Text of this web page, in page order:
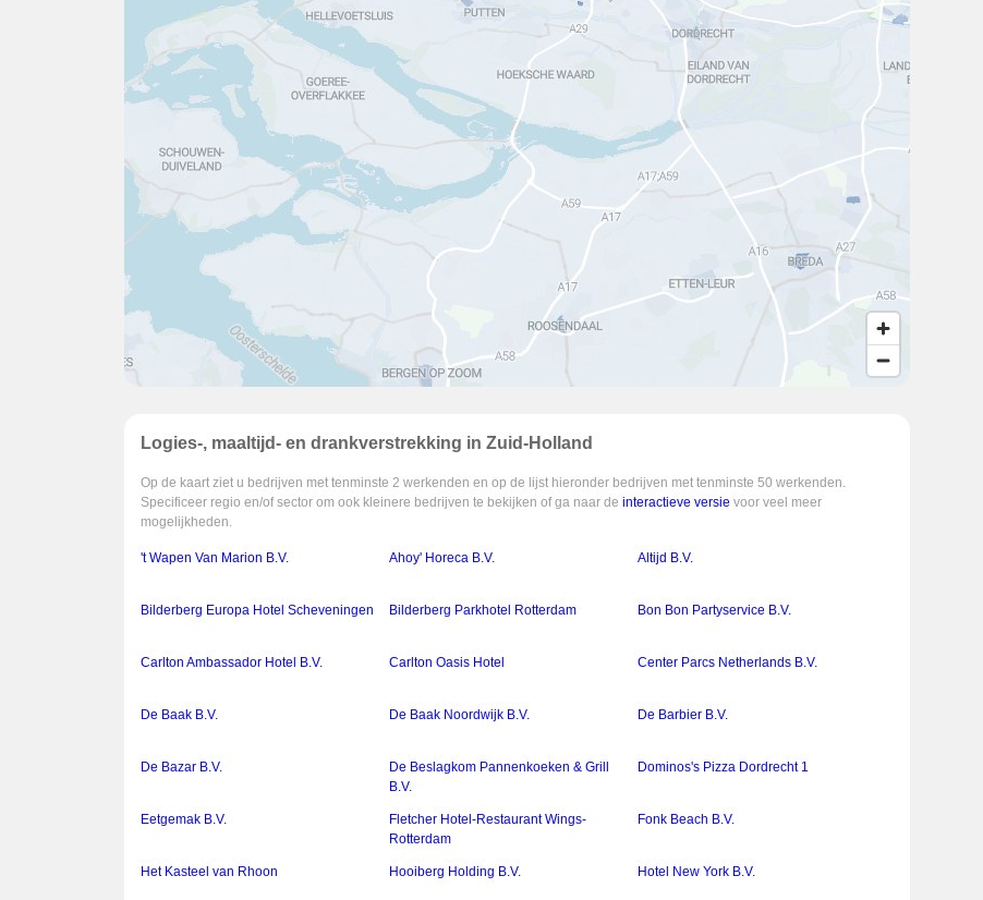
Logies-, maaltijd- en drankverstrekking in Zuid-Holland
Op de kaart ziet u bedrijven met tenminste 2 werkenden en op de lijst hieronder bedrijven met tenminste 50 werkenden.
Specificeer regio en/of sector om ook kleinere bedrijven te bekijken of ga naar de interactieve versie voor veel meer
mogelijkheden.
't Wapen Van Marion B.V. Ahoy' Horeca B.V. Altijd B.V.
Bilderberg Europa Hotel Scheveningen Bilderberg Parkhotel Rotterdam Bon Bon Partyservice B.V.
Carlton Ambassador Hotel B.V. Carlton Oasis Hotel Center Parcs Netherlands B.V.
De Baak B.V. De Baak Noordwijk B.V. De Barbier B.V.
De Bazar B.V.
De Beslagkom Pannenkoeken & Grill
B.V.
Dominos's Pizza Dordrecht 1
Eetgemak B.V.
Fletcher Hotel-Restaurant Wings-
Rotterdam
Fonk Beach B.V.
Het Kasteel van Rhoon Hooiberg Holding B.V. Hotel New York B.V.